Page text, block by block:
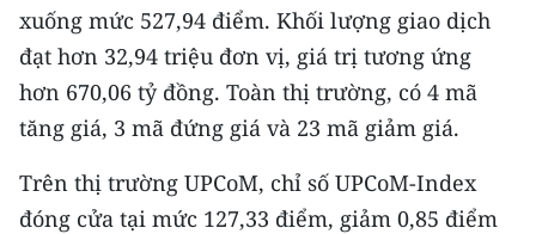
xuống mức 527,94 điểm. Khối lượng giao dịch
đạt hơn 32,94 triệu đơn vị, giá trị tương ứng
hơn 670,06 tỷ đồng. Toàn thị trường, có 4 mã
tăng giá, 3 mã đứng giá và 23 mã giảm giá.
Trên thị trường UPCoM, chỉ số UPCoM-Index
đóng cửa tại mức 127,33 điểm, giảm 0,85 điểm